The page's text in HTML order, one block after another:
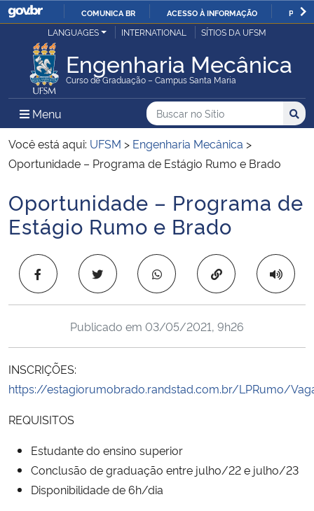
IR
O
COMUNICA BR ACESSO À INFORMAÇÃO
Ministério da Justiça e Segurança Pública
Ministério da Defesa
Ministério das Relações Exteriores
Ministério da Infraestrutura
Ministério da Educação
Ministério da Cidadania
Ministério da Saúde
Ministério de Minas e Energia
Ministério do Meio Ambiente
LANGUAGES INTERNATIONAL SÍTIOS DA UFSM
Engenharia Mecânica
Curso de Graduação – Campus Santa Maria
Menu Menu Principal do Sítio
Busca
Buscar no no Sítio
Busca:
Você está aqui: UFSM > Engenharia Mecânica >
Oportunidade – Programa de Estágio Rumo e Brado
Início do conteúdo
Oportunidade – Programa de
Estágio Rumo e Brado
Copiar para área
Publicado em 03/05/2021, 9h26
INSCRIÇÕES:
https://estagiorumobrado.randstad.com.br/LPRumo/
REQUISITOS
Estudante do ensino superior
Conclusão de graduação entre julho/22 e julho/23
Disponibilidade de 6h/dia